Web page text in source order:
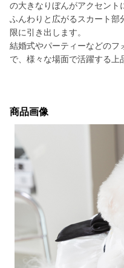
の大きなりぼんがアクセント
ふんわりと広がるスカート部
限に引き出します。
結婚式やパーティーなどのフ
で、様々な場面で活躍する上
商品画像